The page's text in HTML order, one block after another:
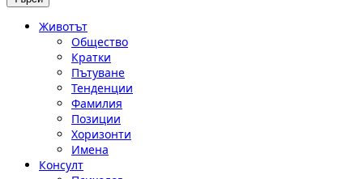
Животът
Общество
Кратки
Пътуване
Тенденции
Фамилия
Позиции
Хоризонти
Имена
Консулт